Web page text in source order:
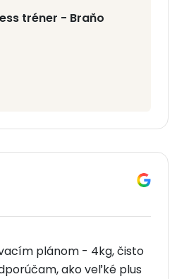
tréner - Braňo
plánom - 4kg, čisto
ako veľké plus